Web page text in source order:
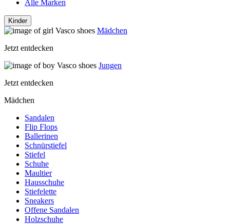
Alle Marken
Kinder
Mädchen
Jetzt entdecken
Jungen
Jetzt entdecken
Mädchen
Sandalen
Flip Flops
Ballerinen
Schnürstiefel
Stiefel
Schuhe
Maultier
Hausschuhe
Stiefelette
Sneakers
Offene Sandalen
Holzschuhe